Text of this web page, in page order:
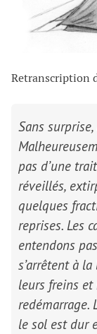
Retranscription
Sans
pas d’une
réveillés,
quelques
reprises. Les
entendons
s’arrêtent à
leurs freins et
redémarrage.
le sol est dur